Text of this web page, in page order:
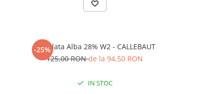
-25%
Ciocolata Alba 28% W2 - CALLEBAUT
125,00 RONde la 94,50 RON
IN STOC